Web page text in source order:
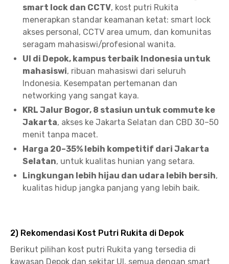
smart lock dan CCTV, kost putri Rukita
menerapkan standar keamanan ketat: smart lock
akses personal, CCTV area umum, dan komunitas
seragam mahasiswi/profesional wanita.
UI di Depok, kampus terbaik Indonesia untuk
mahasiswi, ribuan mahasiswi dari seluruh
Indonesia. Kesempatan pertemanan dan
networking yang sangat kaya.
KRL Jalur Bogor, 8 stasiun untuk commute ke
Jakarta, akses ke Jakarta Selatan dan CBD 30–50
menit tanpa macet.
Harga 20–35% lebih kompetitif dari Jakarta
Selatan, untuk kualitas hunian yang setara.
Lingkungan lebih hijau dan udara lebih bersih,
kualitas hidup jangka panjang yang lebih baik.
2) Rekomendasi Kost Putri Rukita di Depok
Berikut pilihan kost putri Rukita yang tersedia di
kawasan Depok dan sekitar UI, semua dengan smart